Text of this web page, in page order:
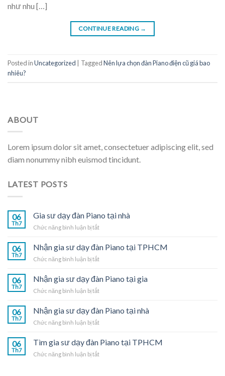
như nhu […]
CONTINUE READING →
Posted inUncategorized TaggedNên lựa chọn đàn Piano điện cũ giá bao
nhiêu?
ABOUT
Lorem ipsum dolor sit amet, consectetuer adipiscing elit, sed
diam nonummy nibh euismod tincidunt.
LATEST POSTS
06
Th7
Gia sư dạy đàn Piano tại nhà
Chức năng bình luận bị tắtở
dạy
đàn
tại
06
Th7
Nhận gia sư dạy đàn Piano tại TPHCM
Chức năng bình luận bị tắtở
gia
sư
dạy
Piano
TPHCM
06
Th7
Nhận gia sư dạy đàn Piano tại gia
Chức năng bình luận bị tắtở
gia
sư
dạy
Piano
gia
06
Th7
Nhận gia sư dạy đàn Piano tại nhà
Chức năng bình luận bị tắtở
gia
sư
dạy
06
Th7
Tìm gia sư dạy đàn Piano tại TPHCM
Chức năng bình luận bị tắtở